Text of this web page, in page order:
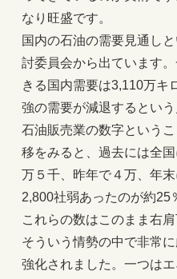
なり旺盛です。
国内の石油の需要見通し
討委員会から出ています
きる国内需要は3,110万キ
強の需要が減退するという
石油販売業の数字という
移をみると、過去には全
万５千、昨年で４万、年
2,800社弱あったのが約25
これらの数はこのまま右
そういう情勢の中で非常
強化されました。一つは